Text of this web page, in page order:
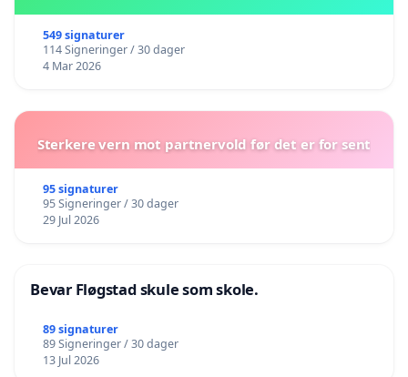
549 signaturer
114 Signeringer / 30 dager
4 Mar 2026
Sterkere vern mot partnervold før det er for sent
95 signaturer
95 Signeringer / 30 dager
29 Jul 2026
Bevar Fløgstad skule som skole.
89 signaturer
89 Signeringer / 30 dager
13 Jul 2026